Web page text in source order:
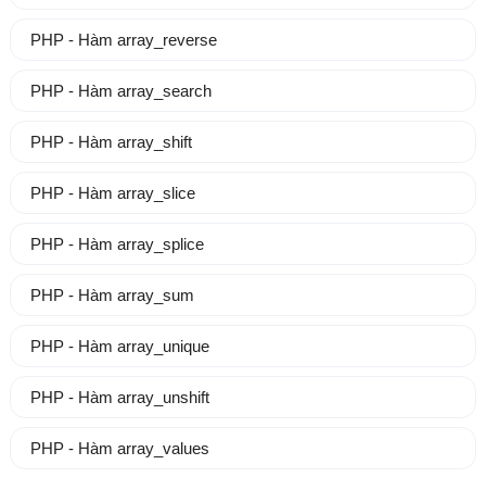
PHP - Hàm array_reverse
PHP - Hàm array_search
PHP - Hàm array_shift
PHP - Hàm array_slice
PHP - Hàm array_splice
PHP - Hàm array_sum
PHP - Hàm array_unique
PHP - Hàm array_unshift
PHP - Hàm array_values